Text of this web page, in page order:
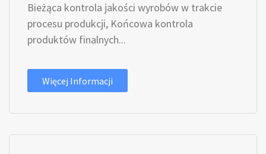
Bieżąca kontrola jakości wyrobów w trakcie
procesu produkcji, Końcowa kontrola
produktów finalnych...
Więcej Informacji